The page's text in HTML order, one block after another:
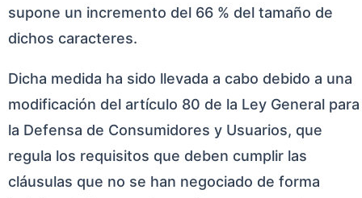
supone un incremento del 66 % del tamaño de
dichos caracteres.
Dicha medida ha sido llevada a cabo debido a una
modificación del artículo 80 de la Ley General para
la Defensa de Consumidores y Usuarios, que
regula los requisitos que deben cumplir las
cláusulas que no se han negociado de forma